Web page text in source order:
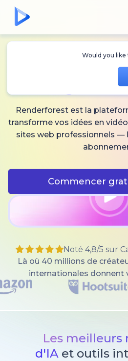
Would you
Créez des
et
Renderforest est la
transforme vos idées en
sites web professionnels —
Commencer
Noté 4,8/5 sur
Là où 40 millions de
internationales donnent
Les meilleurs
d'IA et outils